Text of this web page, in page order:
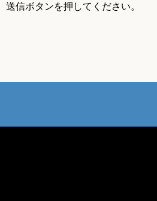
送信ボタンを押してください。